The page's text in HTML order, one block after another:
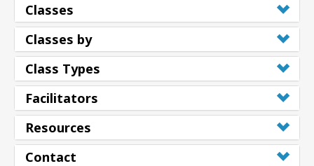
Classes
Classes by
Class Types
Facilitators
Resources
Contact